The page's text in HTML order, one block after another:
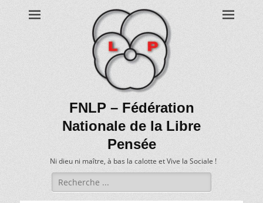
FNLP – Fédération
Nationale de la Libre
Pensée
Ni dieu ni maître, à bas la calotte et Vive la Sociale !
Recherche
de: